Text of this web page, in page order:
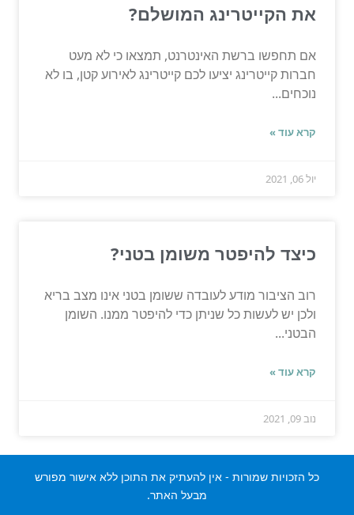
את הקייטרינג המושלם?
אם תחפשו ברשת האינטרנט, תמצאו כי לא מעט
חברות קייטרינג יציעו לכם קייטרינג לאירוע קטן, בו לא
נוכחים...
קרא עוד »
יול 06, 2021
כיצד להיפטר משומן בטני?
רוב הציבור מודע לעובדה ששומן בטני אינו מצב בריא
ולכן יש לעשות כל שניתן כדי להיפטר ממנו. השומן
הבטני...
קרא עוד »
נוב 09, 2021
כל הזכויות שמורות - אין להעתיק את התוכן ללא אישור מפורש
מבעל האתר.